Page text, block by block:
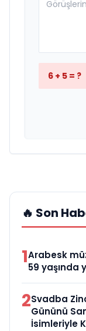
6 + 5 = ?
🔥 Son
1Arabesk
59 yaşında
2Svadba
Gününü
İsimleriyle